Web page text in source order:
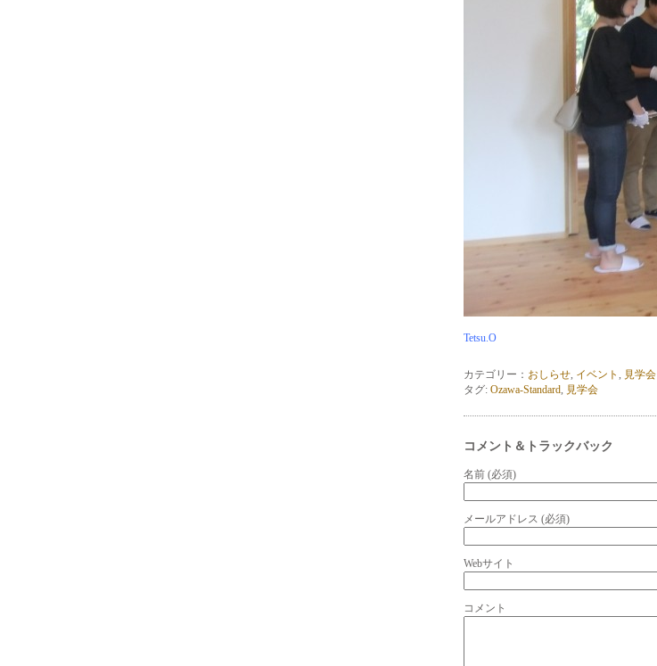
Tetsu.O
カテゴリー： おしらせ, イベント , 見学会
タグ: Ozawa-Standard, 見学会
コメント＆トラックバック
名前 (必須)
メールアドレス (必須)
Webサイト
コメント